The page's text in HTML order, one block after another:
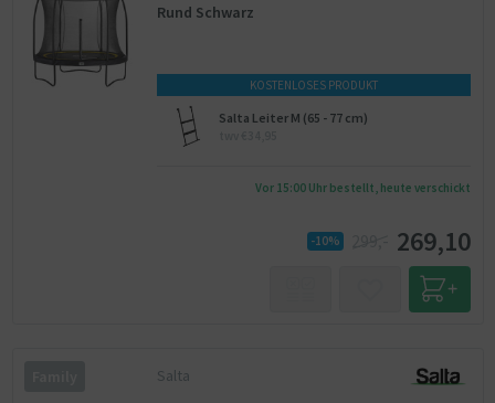
Rund Schwarz
KOSTENLOSES PRODUKT
Salta Leiter M (65 - 77 cm)
Vor 15:00 Uhr bestellt, heute verschickt
-10% 269,10
Salta